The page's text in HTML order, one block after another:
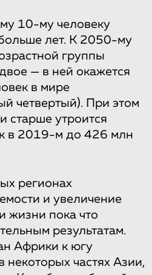
10-му человеку
лет. К 2050-му
группы
— в ней окажется
в мире
четвертый). При этом
старше утроится
в 2019-м до 426 млн
регионах
и увеличение
жизни пока что
результатам.
Африки к югу
некоторых частях Азии,